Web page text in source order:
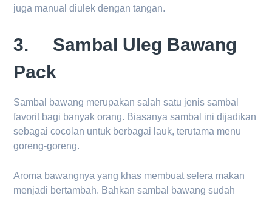
juga manual diulek dengan tangan.
3. Sambal Uleg Bawang
Pack
Sambal bawang merupakan salah satu jenis sambal
favorit bagi banyak orang. Biasanya sambal ini dijadikan
sebagai cocolan untuk berbagai lauk, terutama menu
goreng-goreng.
Aroma bawangnya yang khas membuat selera makan
menjadi bertambah. Bahkan sambal bawang sudah